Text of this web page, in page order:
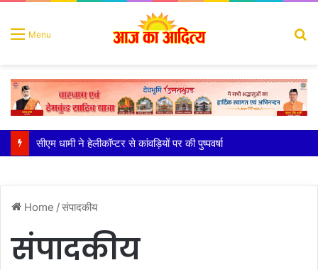
Menu
सीएम धामी ने हेलीकॉप्टर से कांवड़ियों पर की पुष्पवर्षा
Home /संपादकीय
संपादकीय